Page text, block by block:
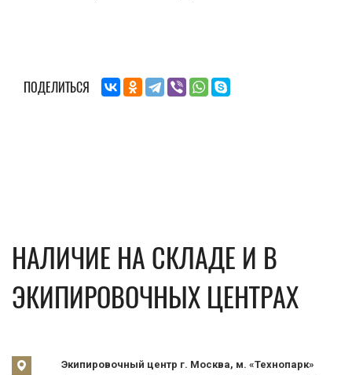
ПОДЕЛИТЬСЯ
НАЛИЧИЕ НА СКЛАДЕ И В
ЭКИПИРОВОЧНЫХ ЦЕНТРАХ
Экипировочный центр г. Москва, м. «Технопарк»